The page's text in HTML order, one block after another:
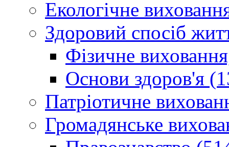
Екологічне
Здоровий спосіб
Фізичне
Основи здоров'я
Патріотичне
Громадянське